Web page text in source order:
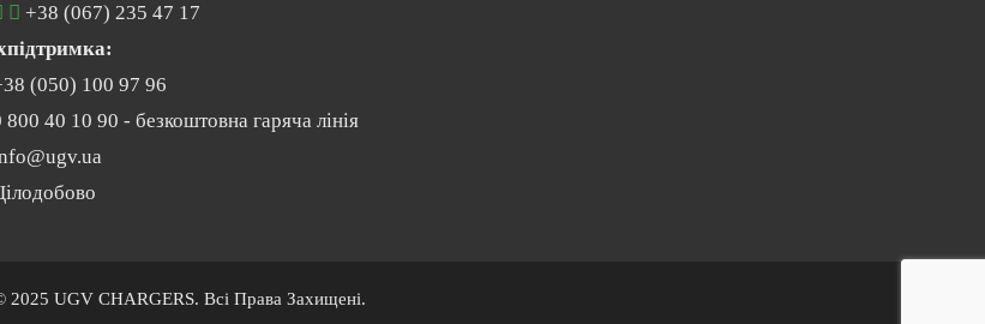
+38 (067) 235 47 17
(050) 100 97 96
800 40 10 90 - безкоштовна гаряча лінія
2025 UGV CHARGERS. Всі Права Захищені.